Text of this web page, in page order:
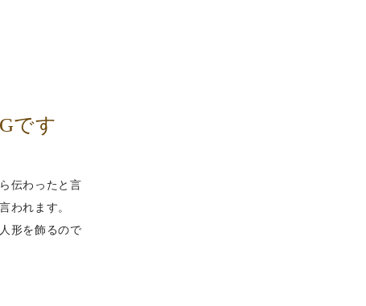
です
伝わったと言
われます。
形を飾るので